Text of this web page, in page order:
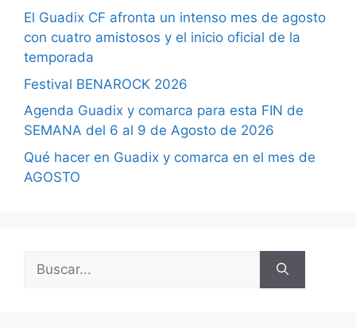
El Guadix CF afronta un intenso mes de agosto
con cuatro amistosos y el inicio oficial de la
temporada
Festival BENAROCK 2026
Agenda Guadix y comarca para esta FIN de
SEMANA del 6 al 9 de Agosto de 2026
Qué hacer en Guadix y comarca en el mes de
AGOSTO